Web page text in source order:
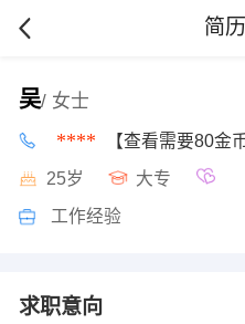
简
吴/ 女士
**** 【查看需要80金币
25岁 大专
工作经验
求职意向